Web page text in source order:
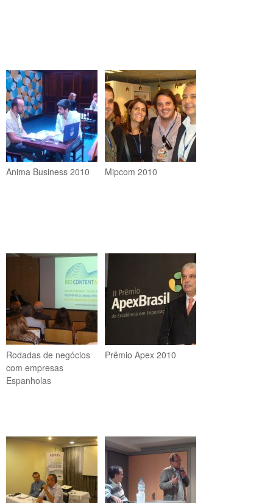
Anima Business 2010 Mipcom 2010
Rodadas de negócios
com empresas
Espanholas
Prêmio Apex 2010